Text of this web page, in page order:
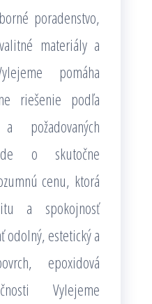
poradenstvo,
materiály a
pomáha
riešenie podľa
požadovaných
o skutočne
cenu, ktorá
a spokojnosť
odolný, estetický a
epoxidová
Vylejeme